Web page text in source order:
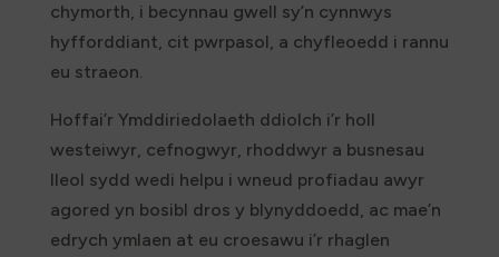
chymorth, i becynnau gwell sy’n cynnwys
hyfforddiant, cit pwrpasol, a chyfleoedd i rannu
eu straeon.
Hoffai’r Ymddiriedolaeth ddiolch i’r holl
westeiwyr, cefnogwyr, rhoddwyr a busnesau
lleol sydd wedi helpu i wneud profiadau awyr
agored yn bosibl dros y blynyddoedd, ac mae’n
edrych ymlaen at eu croesawu i’r rhaglen